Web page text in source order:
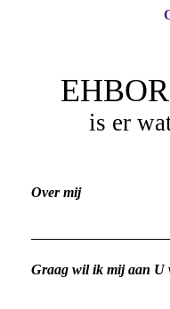
is er
Over mij
Graag wil ik mij aan U